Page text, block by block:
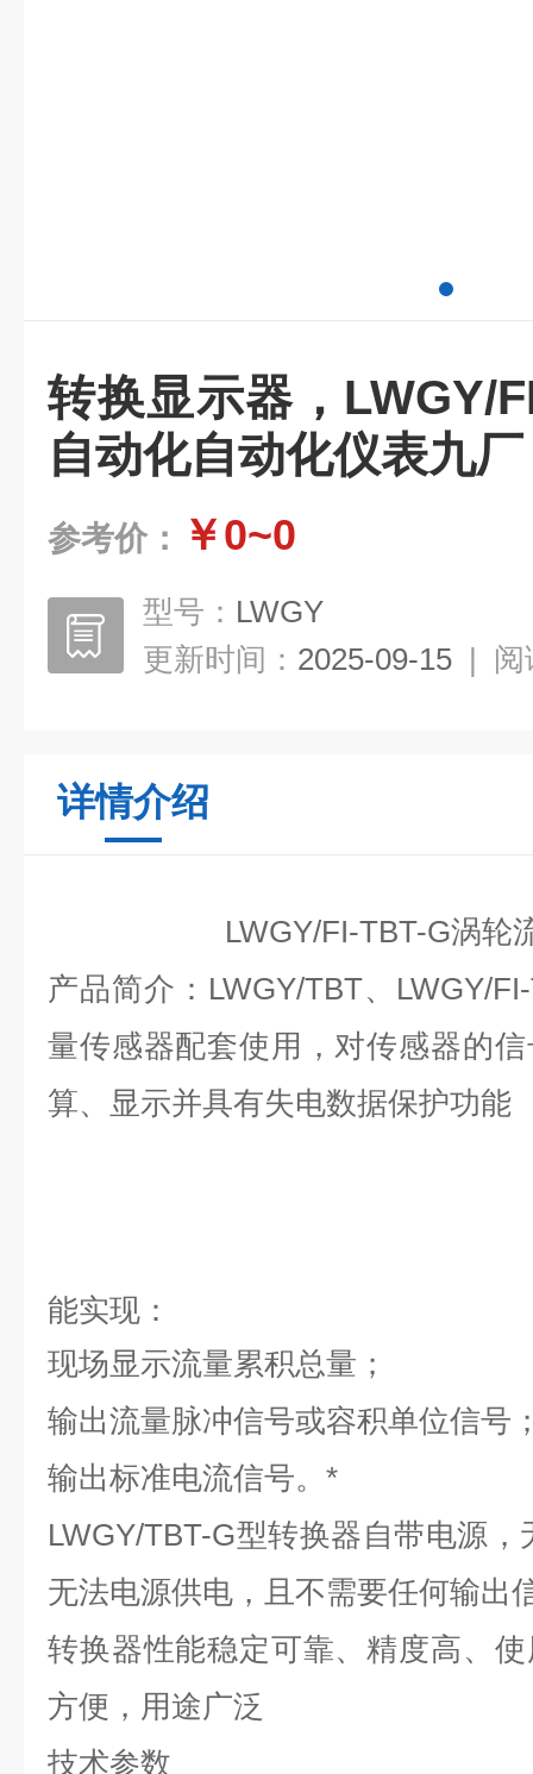
转换显示器，LWGY/
自动化自动化仪表九厂
参考价： ￥0~0
型号： LWGY
更新时间： 2025-09-15 | 阅
详情介绍
LWGY/FI-TBT-G涡轮
产品简介： LWGY/TBT、LWGY/
量传感器配套使用，对传感器的
算、显示并具有失电数据保护功能
能实现：
现场显示流量累积总量；
输出流量脉冲信号或容积单位信号
输出标准电流信号。*
LWGY/TBT-G型转换器自带电源
无法电源供电，且不需要任何输出
转换器性能稳定可靠、精度高、
方便，用途广泛
技术参数